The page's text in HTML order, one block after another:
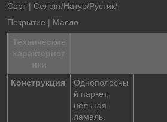
Сорт | Селект/Натур/Рустик/
Покрытие | Масло
Технические
характерист
ики
Конструкция
Однополосны
й паркет,
цельная
ламель.